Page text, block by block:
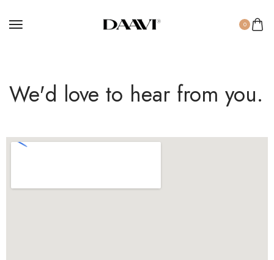
0
We'd love to hear from you.